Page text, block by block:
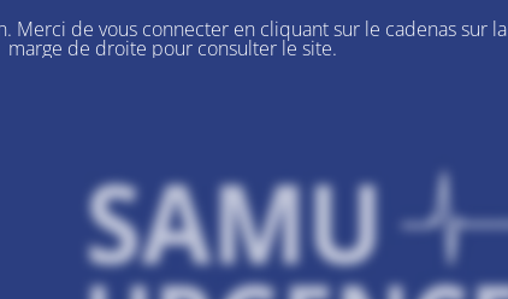
Merci de vous connecter en cliquant sur le cadenas sur la
marge de droite pour consulter le site.